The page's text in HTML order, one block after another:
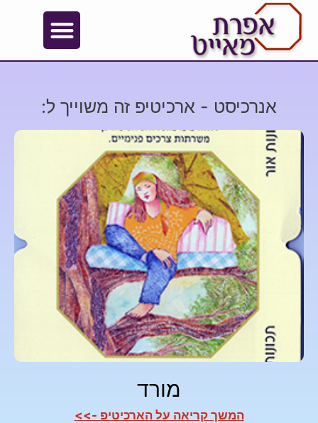
אנרכיסט - ארכיטיפ זה משוייך ל:
מורד
המשך קריאה על הארכיטיפ ->>